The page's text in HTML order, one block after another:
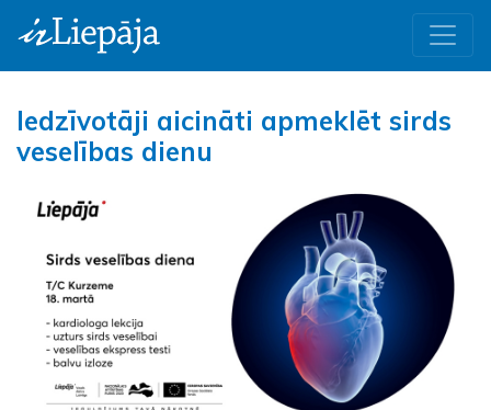
Iedzīvotāji aicināti apmeklēt sirds
veselības dienu